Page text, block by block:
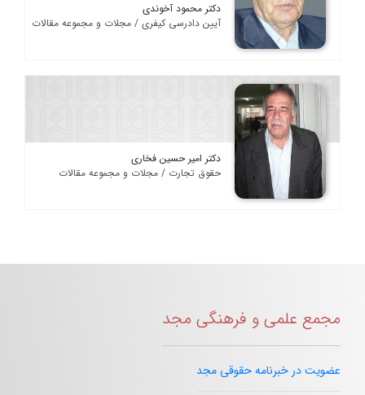
دکتر محمود آخوندی
آیین دادرسی کیفری / مجلات و مجموعه مقالات
دکتر امیر حسین فخاری
حقوق تجارت / مجلات و مجموعه مقالات
مجمع علمی و فرهنگی مجد
عضویت در خبرنامه حقوقی مجد